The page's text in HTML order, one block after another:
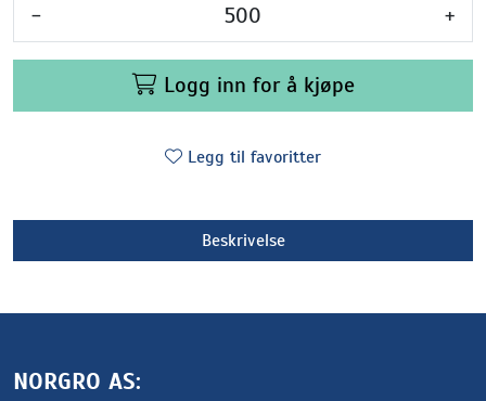
- +
Logg inn for å kjøpe
Legg til favoritter
Beskrivelse
NORGRO AS: